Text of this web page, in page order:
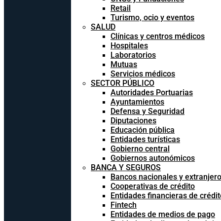
Retail
Turismo, ocio y eventos
SALUD
Clínicas y centros médicos
Hospitales
Laboratorios
Mutuas
Servicios médicos
SECTOR PÚBLICO
Autoridades Portuarias
Ayuntamientos
Defensa y Seguridad
Diputaciones
Educación pública
Entidades turísticas
Gobierno central
Gobiernos autonómicos
BANCA Y SEGUROS
Bancos nacionales y
Cooperativas de crédito
Entidades financieras de
Fintech
Entidades de medios de pago